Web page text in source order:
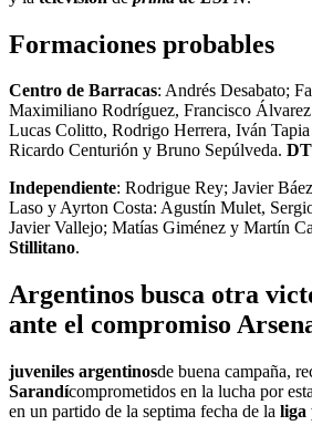
Formaciones probables
Centro de Barracas: Andrés Desabato;
Maximiliano Rodríguez, Francisco
Lucas Colitto, Rodrigo Herrera, Iván
Ricardo Centurión y Bruno Sepúlveda. DT
Independiente: Rodrigue Rey; Javier
Laso y Ayrton Costa: Agustín Mulet,
Javier Vallejo; Matías Giménez y Martín
Stillitano.
Argentinos busca otra
ante el compromiso
juveniles argentinosde buena campaña,
Sarandícomprometidos en la lucha por
en un partido de la septima fecha de la liga